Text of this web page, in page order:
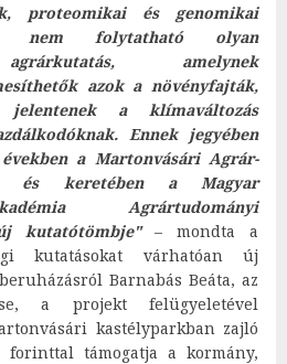
proteomikai és genomikai
nem folytatható olyan
amelynek
azok a növényfajták,
jelentenek a klímaváltozás
Ennek jegyében
a Martonvásári Agrár-
és keretében a Magyar
Agrártudományi
kutatótömbje"– mondta a
kutatásokat várhatóan új
Barnabás Beáta, az
a projekt felügyeletével
kastélyparkban zajló
támogatja a kormány,